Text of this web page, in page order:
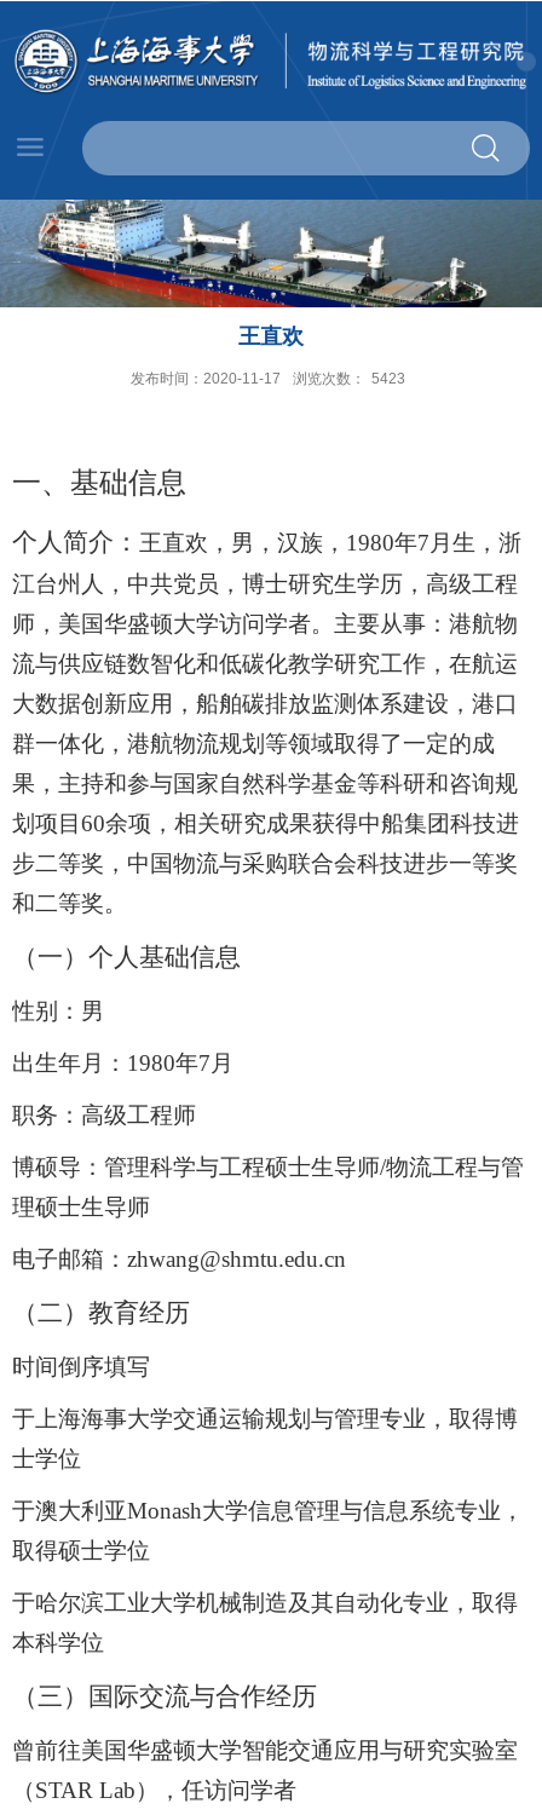
王直欢
发布时间：2020-11-17 浏览次数： 5423
一、 基础信息
个人简介： 王直欢，男，汉族， 1980年7 月生，浙
江台州人，中共党员，博士研究生学历，高级工程
师，美国华盛顿大学访问学者。主要从事：港航物
流与供应链数智化和低碳化教学研究工作，在航运
大数据创新应用，船舶碳排放监测体系建设，港口
群一体化，港航物流规划等领域取得了一定的成
果，主持和参与国家自然科学基金等科研和咨询规
划项目 60余项，相关研究成果获得中船集团科技进
步二等奖，中国物流与采购联合会科技进步一等奖
和二等奖。
（一）个人基础信息
性别：男
出生年月： 1980年7 月
职务：高级工程师
博硕导： 管理科学与工程硕士生导师/物流工程与管
理硕士生导师
电子邮箱： zhwang@shmtu.edu.cn
（二）教育经历
时间倒序填写
于上海海事大学交通运输规划与管理专业，取得博
士学位
于澳大利亚Monash大学信息管理与信息系统专业，
取得硕士学位
于哈尔滨工业大学机械制造及其自动化专业，取得
本科学位
（三）国际交流与合作经历
曾前往美国华盛顿大学智能交通应用与研究实验室
（STAR Lab），任访问学者